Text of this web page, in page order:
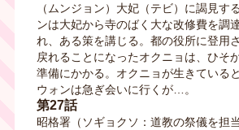
（ムンジョン）大妃（テビ）に謁見す
ンは大妃から寺のばく大な改修費を調
れ、ある策を講じる。都の役所に登用
戻れることになったオクニョは、ひそ
準備にかかる。オクニョが生きている
ウォンは急ぎ会いに行くが…。
第27話
昭格署（ソギョクソ：道教の祭儀を担